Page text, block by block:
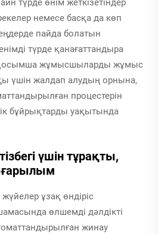
түрде өнім жеткізетіндер
немесе басқа да көп
пайда болатын
түрде қанағаттандыра
Қосымша жұмысшыларды жұмыс
үшін жалдап алудың орнына,
процестерін
бұйрықтарды уақытында
үшін тұрақты,
ұзақ өндіріс
өлшемді дәлдікті
жинау